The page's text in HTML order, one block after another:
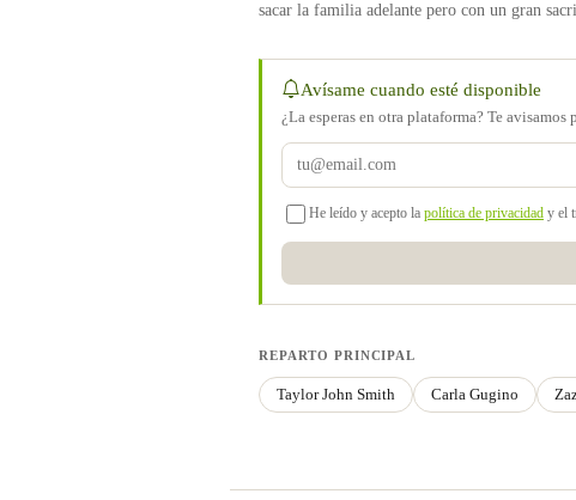
sacar la familia adelante pero con un gran
Avísame cuando esté disponible
¿La esperas en otra plataforma? Te
He leído y acepto la política de privacidad y el
REPARTO PRINCIPAL
Taylor John Smith Carla Gugino